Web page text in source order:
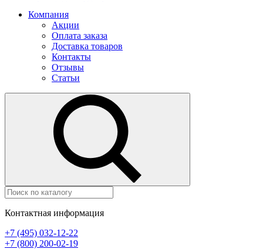
Компания
Акции
Оплата заказа
Доставка товаров
Контакты
Отзывы
Статьи
Контактная информация
+7 (495) 032-12-22
+7 (800) 200-02-19